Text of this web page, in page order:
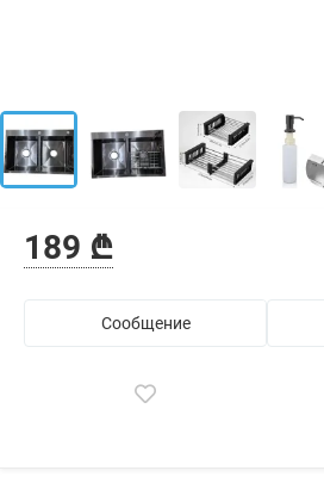
189 ₾
Сообщение